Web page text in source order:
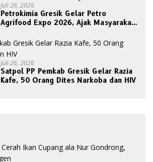
Juli 26, 2026
Petrokimia Gresik Gelar Petro
Agrifood Expo 2026, Ajak Masyarakat
Juli 26, 2026
Satpol PP Pemkab Gresik Gelar Razia
Kafe, 50 Orang Dites Narkoba dan HIV